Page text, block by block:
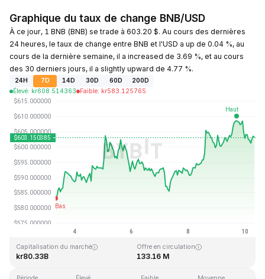
Graphique du taux de change BNB/USD
À ce jour, 1 BNB (BNB) se trade à 603.20 $. Au cours des dernières
24 heures, le taux de change entre BNB et l'USD a up de 0.04 %, au
cours de la dernière semaine, il a increased de 3.69 %, et au cours
des 30 derniers jours, il a slightly upward de 4.77 %.
24H 7D 14D 30D 60D
200D
Élevé: kr608.514363 Faible: kr583.125765
Dernière mise à jour : 2026-08-10, 07:08 GMT+0
Plus haut niveau historique
Capitalisation du marché
kr80.33B
Offre en circulation
133.16 M